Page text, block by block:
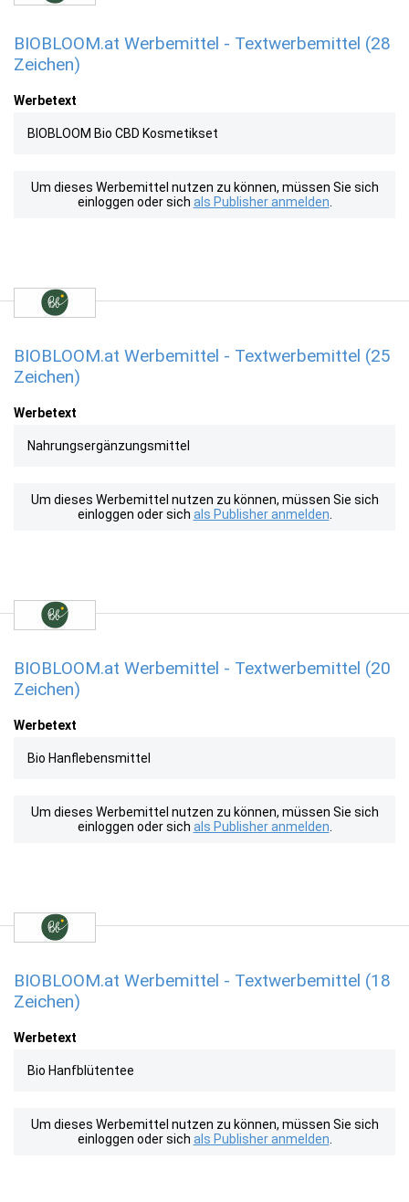
BIOBLOOM.at Werbemittel - Textwerbemittel (28
Zeichen)
Werbetext
BIOBLOOM Bio CBD Kosmetikset
Um dieses Werbemittel nutzen zu können, müssen Sie sich
einloggen oder sich als Publisher anmelden
BIOBLOOM.at Werbemittel - Textwerbemittel (25
Zeichen)
Werbetext
Nahrungsergänzungsmittel
Um dieses Werbemittel nutzen zu können, müssen Sie sich
einloggen oder sich als Publisher anmelden
BIOBLOOM.at Werbemittel - Textwerbemittel (20
Zeichen)
Werbetext
Bio Hanflebensmittel
Um dieses Werbemittel nutzen zu können, müssen Sie sich
einloggen oder sich als Publisher anmelden
BIOBLOOM.at Werbemittel - Textwerbemittel (18
Zeichen)
Werbetext
Bio Hanfblütentee
Um dieses Werbemittel nutzen zu können, müssen Sie sich
einloggen oder sich als Publisher anmelden